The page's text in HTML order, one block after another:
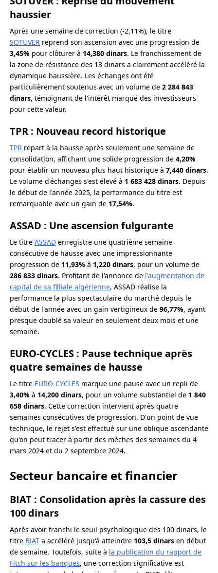
haussier
Après une semaine de correction (-2,11%), le titre
SOTUVER reprend son ascension avec une progression de
3,45% pour clôturer à 14,380 dinars. Le franchissement de
la zone de résistance des 13 dinars a clairement accéléré la
dynamique haussière. Les échanges ont été
particulièrement soutenus avec un volume de 2 284 843
dinars, témoignant de l'intérêt marqué des investisseurs
pour cette valeur.
TPR : Nouveau record historique
TPR repart à la hausse après seulement une semaine de
consolidation, affichant une solide progression de 4,20%
pour établir un nouveau plus haut historique à 7,440 dinars.
Le volume d'échanges s'est élevé à 1 683 428 dinars. Depuis
le début de l'année 2025, la performance du titre est
remarquable avec un gain de 17,54%.
ASSAD : Une ascension fulgurante
Le titre ASSAD enregistre une quatrième semaine
consécutive de hausse avec une impressionnante
progression de 11,93% à 1,220 dinars, pour un volume de
286 833 dinars. Profitant de l'annonce de l'augmentation de
capital de sa filliale algérienne, ASSAD réalise la
performance la plus spectaculaire du marché depuis le
début de l'année avec un gain vertigineux de 96,77%, ayant
presque doublé sa valeur en seulement deux mois et une
semaine.
EURO-CYCLES : Pause technique après
quatre semaines de hausse
Le titre EURO-CYCLES marque une pause avec un repli de
3,40% à 14,200 dinars, pour un volume substantiel de 1 840
658 dinars. Cette correction intervient après quatre
semaines consécutives de progression. D'un point de vue
technique, le rejet s'est effectué sur une oblique ascendante
qu'on peut tracer à partir des mèches des semaines du 4
mars 2024 et du 2 septembre 2024.
Secteur bancaire et financier
BIAT : Consolidation après la cassure des
100 dinars
Après avoir franchi le seuil psychologique des 100 dinars, le
titre BIAT a accéléré jusqu'à atteindre 103,5 dinars en début
de semaine. Toutefois, suite à la publication du rapport de
Fitch sur les banques, une correction significative est